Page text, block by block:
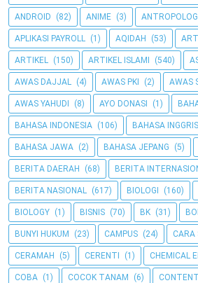
ANDROID (82) ANIME (3) ANTROPOLOGI
APLIKASI PAYROLL (1) AQIDAH (53)
ARTIKEL (150) ARTIKEL ISLAMI (540)
AWAS DAJJAL (4) AWAS PKI (2) AWAS
AWAS YAHUDI (8) AYO DONASI (1)
BAHASA INDONESIA (106) BAHASA INGGRIS
BAHASA JAWA (2) BAHASA JEPANG (5)
BERITA DAERAH (68) BERITA
BERITA NASIONAL (617) BIOLOGI (160)
BIOLOGY (1) BISNIS (70) BK (31)
BUNYI HUKUM (23) CAMPUS (24) CARA
CERAMAH (5) CERENTI (1) CHEMICAL
COBA (1) COCOK TANAM (6)